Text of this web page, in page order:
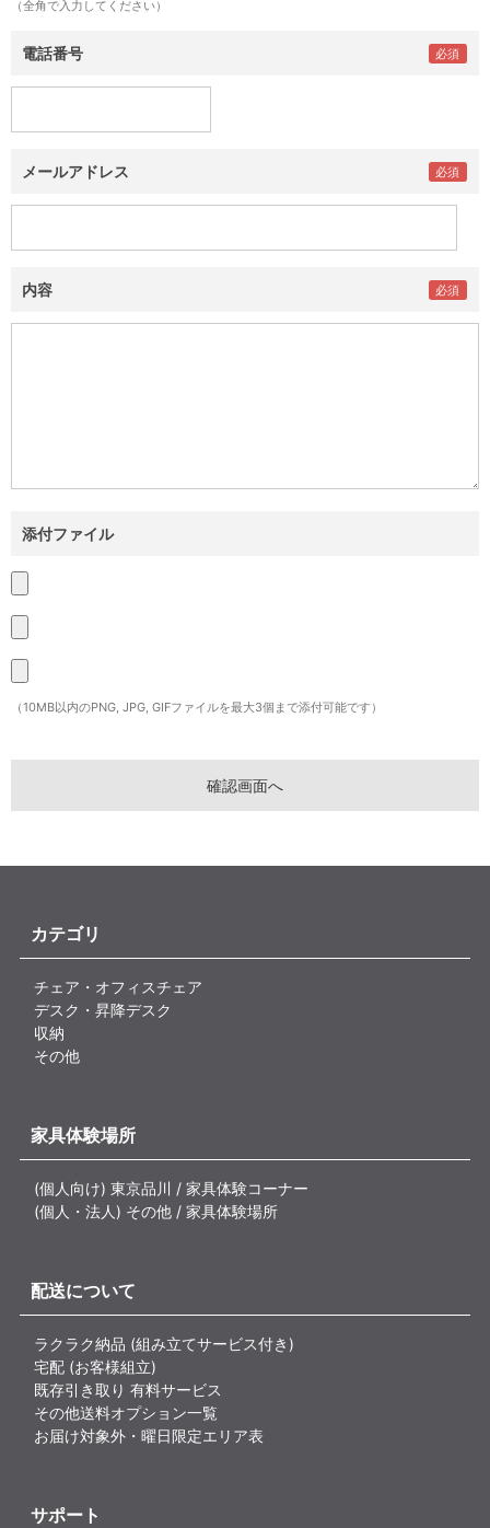
（全角で入力してください）
電話番号
メールアドレス
内容
添付ファイル
（10MB以内のPNG, JPG, GIFファイルを最大3個まで添付可能です）
カテゴリ
チェア・オフィスチェア
デスク・昇降デスク
収納
その他
家具体験場所
(個人向け) 東京品川 / 家具体験コーナー
(個人・法人) その他 / 家具体験場所
配送について
ラクラク納品 (組み立てサービス付き)
宅配 (お客様組立)
既存引き取り 有料サービス
その他送料オプション一覧
お届け対象外・曜日限定エリア表
サポート